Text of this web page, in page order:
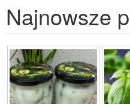
Najnowsze